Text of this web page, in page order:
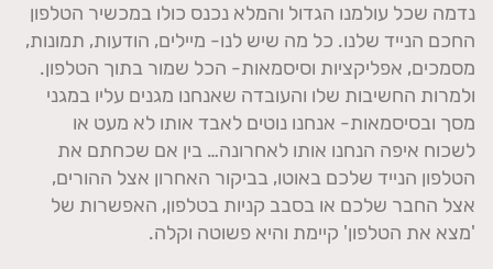
נדמה שכל עולמנו הגדול והמלא נכנס כולו במכשיר הטלפון
החכם הנייד שלנו. כל מה שיש לנו- מיילים, הודעות, תמונות,
מסמכים, אפליקציות וסיסמאות- הכל שמור בתוך הטלפון.
ולמרות החשיבות שלו והעובדה שאנחנו מגנים עליו במגני
מסך ובסיסמאות- אנחנו נוטים לאבד אותו לא מעט או
לשכוח איפה הנחנו אותו לאחרונה… בין אם שכחתם את
הטלפון הנייד שלכם באוטו, בביקור האחרון אצל ההורים,
אצל החבר שלכם או בסבב קניות בטלפון, האפשרות של
'מצא את הטלפון' קיימת והיא פשוטה וקלה.